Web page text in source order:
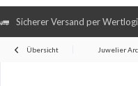
Sicherer Versand per
Übersicht Juwelier